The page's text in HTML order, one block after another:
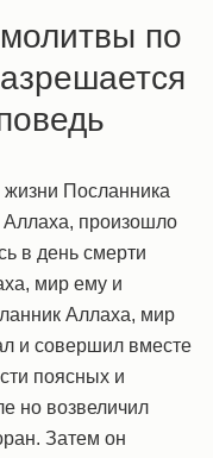
по
Посланника
произошло
в день смерти
мир ему и
Аллаха, мир
и совершил вместе
поясных и
но возвеличил
Затем он